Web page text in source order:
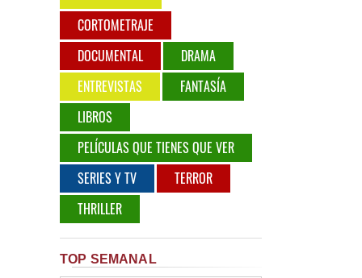
CORTOMETRAJE
DOCUMENTAL
DRAMA
ENTREVISTAS
FANTASÍA
LIBROS
PELÍCULAS QUE TIENES QUE VER
SERIES Y TV
TERROR
THRILLER
TOP SEMANAL